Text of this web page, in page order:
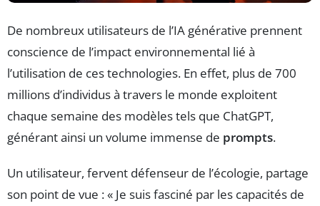
De nombreux utilisateurs de l’IA générative prennent
conscience de l’impact environnemental lié à
l’utilisation de ces technologies. En effet, plus de 700
millions d’individus à travers le monde exploitent
chaque semaine des modèles tels que ChatGPT,
générant ainsi un volume immense de prompts.
Un utilisateur, fervent défenseur de l’écologie, partage
son point de vue : « Je suis fasciné par les capacités de